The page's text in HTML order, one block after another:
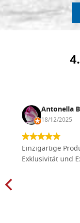
Antonella
18/12/2025
Einzigartige
Exklusivität und